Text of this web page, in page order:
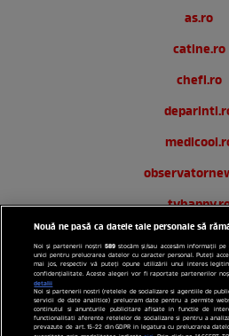
as.ro
catine.ro
chefi.ro
useit.ro
zutv.ro
Trends
Nouă ne pasă ca datele tale personale să
Noi și partenerii noștri589 stocăm și/sau accesăm informații
unici pentru prelucrarea datelor cu caracter personal. Puteți
mai jos, respectiv vă puteți opune utilizării unui interes
confidențialitate. Aceste alegeri vor fi raportate partenerilor
detalii
Noi si partenerii nostri (retelele de socializare si agentiile de
servicii de date analitice) prelucram date pentru a permite
continutul si anunturile publicitare afisate in functie de
functionalitati aferente retelelor de socializare si pentru a
prevazute de art. 15-22 din GDPR in legatura cu prelucrarea